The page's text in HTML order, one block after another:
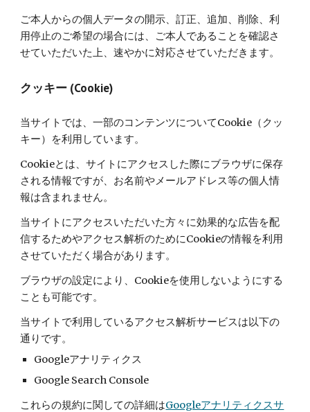
ご本人からの個人データの開示、訂正、追加、削除、利
用停止のご希望の場合には、ご本人であることを確認さ
せていただいた上、速やかに対応させていただきます。
クッキー (Cookie)
当サイトでは、一部のコンテンツについてCookie（クッ
キー）を利用しています。
Cookieとは、サイトにアクセスした際にブラウザに保存
される情報ですが、お名前やメールアドレス等の個人情
報は含まれません。
当サイトにアクセスいただいた方々に効果的な広告を配
信するためやアクセス解析のためにCookieの情報を利用
させていただく場合があります。
ブラウザの設定により、Cookieを使用しないようにする
ことも可能です。
当サイトで利用しているアクセス解析サービスは以下の
通りです。
Googleアナリティクス
Google Search Console
これらの規約に関しての詳細はGoogleアナリティクスサ